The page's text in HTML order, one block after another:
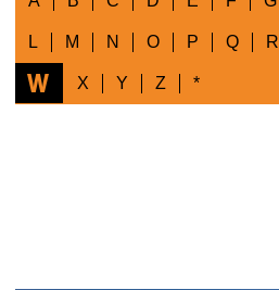
L M N O P Q R
W X Y Z *